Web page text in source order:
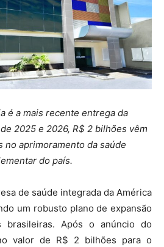
é a mais recente entrega da
2025 e 2026, R$ 2 bilhões vêm
no aprimoramento da saúde
do país.
de saúde integrada da América
um robusto plano de expansão
brasileiras. Após o anúncio do
valor de R$ 2 bilhões para o